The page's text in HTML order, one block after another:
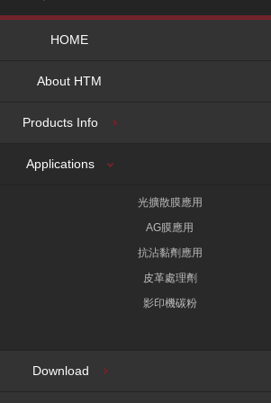
HOME
About HTM
Products Info
Applications
光擴散膜應用
AG膜應用
抗沾黏劑應用
皮革處理劑
影印機碳粉
Download